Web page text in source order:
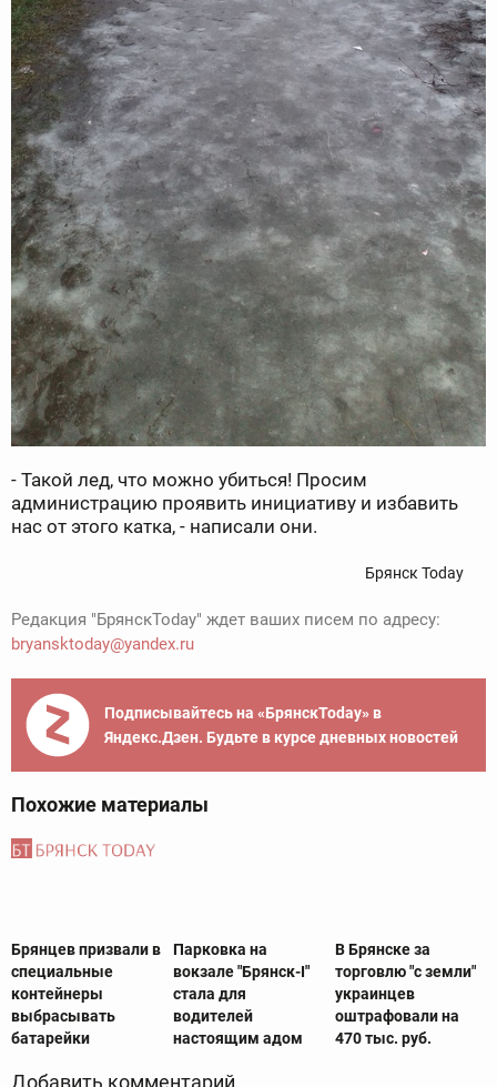
- Такой лед, что можно убиться! Просим
администрацию проявить инициативу и избавить
нас от этого катка, - написали они.
Брянск Today
Редакция "БрянскToday" ждет ваших писем по адресу:
bryansktoday@yandex.ru
Подписывайтесь на «БрянскToday» в
Яндекс.Дзен. Будьте в курсе дневных новостей
Похожие материалы
Брянцев призвали в
специальные
контейнеры
выбрасывать
батарейки
Парковка на
вокзале "Брянск-I"
стала для
водителей
настоящим адом
В Брянске за
торговлю "с земли"
украинцев
оштрафовали на
470 тыс. руб.
Добавить комментарий